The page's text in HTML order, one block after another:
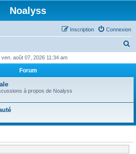
Noalyss
Connexion
Inscription
h
r
h
ven. août 07, 2026 11:34 am
Forum
à propos de Noalyss